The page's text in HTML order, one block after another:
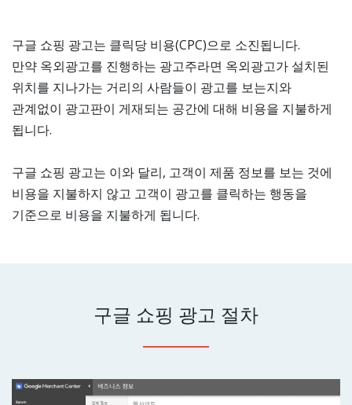
구글 쇼핑 광고는 클릭당 비용(CPC)으로 소진됩니다.
만약 옥외광고를 진행하는 광고주라면 옥외광고가 설치된
위치를 지나가는 거리의 사람들이 광고를 보는지와
관계없이 광고판이 게재되는 공간에 대해 비용을 지불하게
됩니다.
구글 쇼핑 광고는 이와 달리, 고객이 제품 정보를 보는 것에
비용을 지불하지 않고 고객이 광고를 클릭하는 행동을
기준으로 비용을 지불하게 됩니다.
구글 쇼핑 광고 절차